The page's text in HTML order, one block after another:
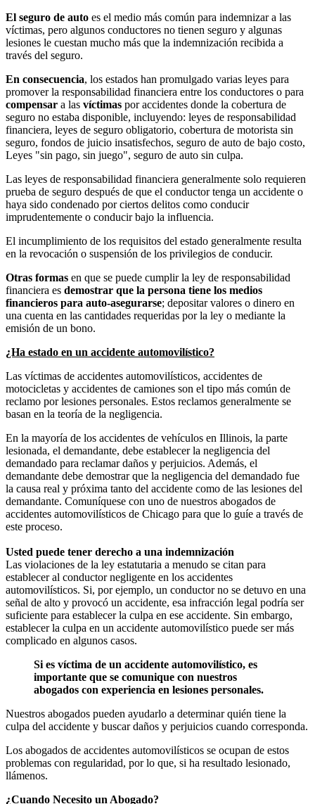
El seguro de auto es el medio más común para indemnizar a las
víctimas, pero algunos conductores no tienen seguro y algunas
lesiones le cuestan mucho más que la indemnización recibida a
través del seguro.
En consecuencia, los estados han promulgado varias leyes para
promover la responsabilidad financiera entre los conductores o para
compensar a las víctimas por accidentes donde la cobertura de
seguro no estaba disponible, incluyendo: leyes de responsabilidad
financiera, leyes de seguro obligatorio, cobertura de motorista sin
seguro, fondos de juicio insatisfechos, seguro de auto de bajo costo,
Leyes "sin pago, sin juego", seguro de auto sin culpa.
Las leyes de responsabilidad financiera generalmente solo requieren
prueba de seguro después de que el conductor tenga un accidente o
haya sido condenado por ciertos delitos como conducir
imprudentemente o conducir bajo la influencia.
El incumplimiento de los requisitos del estado generalmente resulta
en la revocación o suspensión de los privilegios de conducir.
Otras formas en que se puede cumplir la ley de responsabilidad
financiera es demostrar que la persona tiene los medios
financieros para auto-asegurarse; depositar valores o dinero en
una cuenta en las cantidades requeridas por la ley o mediante la
emisión de un bono.
¿Ha estado en un accidente automovilístico?
Las víctimas de accidentes automovilísticos, accidentes de
motocicletas y accidentes de camiones son el tipo más común de
reclamo por lesiones personales. Estos reclamos generalmente se
basan en la teoría de la negligencia.
En la mayoría de los accidentes de vehículos en Illinois, la parte
lesionada, el demandante, debe establecer la negligencia del
demandado para reclamar daños y perjuicios. Además, el
demandante debe demostrar que la negligencia del demandado fue
la causa real y próxima tanto del accidente como de las lesiones del
demandante. Comuníquese con uno de nuestros abogados de
accidentes automovilísticos de Chicago para que lo guíe a través de
este proceso.
Usted puede tener derecho a una indemnización
Las violaciones de la ley estatutaria a menudo se citan para
establecer al conductor negligente en los accidentes
automovilísticos. Si, por ejemplo, un conductor no se detuvo en una
señal de alto y provocó un accidente, esa infracción legal podría ser
suficiente para establecer la culpa en ese accidente. Sin embargo,
establecer la culpa en un accidente automovilístico puede ser más
complicado en algunos casos.
Si es víctima de un accidente automovilístico, es
importante que se comunique con nuestros
abogados con experiencia en lesiones personales.
Nuestros abogados pueden ayudarlo a determinar quién tiene la
culpa del accidente y buscar daños y perjuicios cuando corresponda.
Los abogados de accidentes automovilísticos se ocupan de estos
problemas con regularidad, por lo que, si ha resultado lesionado,
llámenos.
¿Cuando Necesito un Abogado?